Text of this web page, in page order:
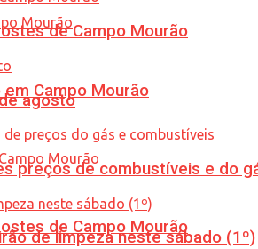
Campo Mourão
de Campo Mourão
de Campo Mourão
agosto
preços de combustíveis e do
de limpeza neste sábado (1º)